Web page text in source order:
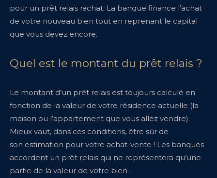
pour un prêt relais rachat. La banque finance l’achat
de votre nouveau bien tout en reprenant le capital
que vous devez encore.
Quel est le montant du prêt relais ?
Le montant d’un prêt relais est toujours calculé en
fonction de la valeur de votre résidence actuelle (la
maison ou l’appartement que vous allez vendre).
Mieux vaut, dans ces conditions, être sûr de
son estimation pour votre achat-vente ! Les banques
accordent un prêt relais qui ne représentera qu’une
partie de la valeur de votre bien.